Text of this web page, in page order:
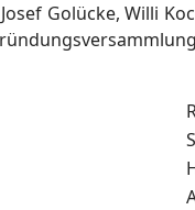
Josef Golücke, Willi